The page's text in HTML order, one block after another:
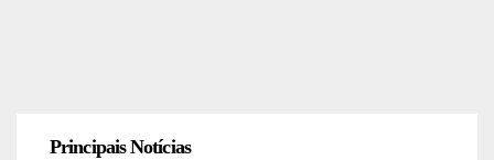
Principais Notícias